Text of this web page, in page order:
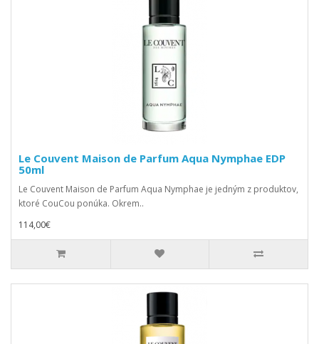
Le Couvent Maison de Parfum Aqua Nymphae EDP
50ml
Le Couvent Maison de Parfum Aqua Nymphae je jedným z produktov,
ktoré CouCou ponúka. Okrem..
114,00€